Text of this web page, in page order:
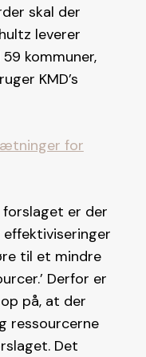
skal der
leverer
kommuner,
KMD’s
for
forslaget er der
til et mindre
Derfor er
på, at der
ressourcerne
Det